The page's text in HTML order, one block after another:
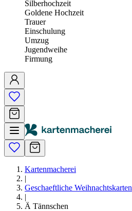
Silberhochzeit
Goldene Hochzeit
Trauer
Einschulung
Umzug
Jugendweihe
Firmung
Kartenmacherei
|
Geschaeftliche Weihnachtskarten
|
Ä Tännschen